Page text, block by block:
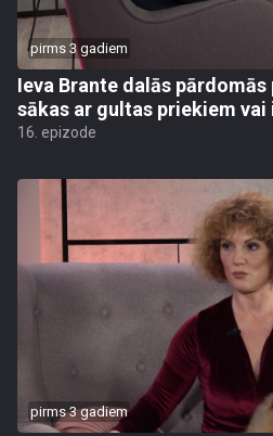
pirms 3 gadiem
Ieva Brante dalās
sākas ar gultas priekiem
16. epizode
pirms 3 gadiem